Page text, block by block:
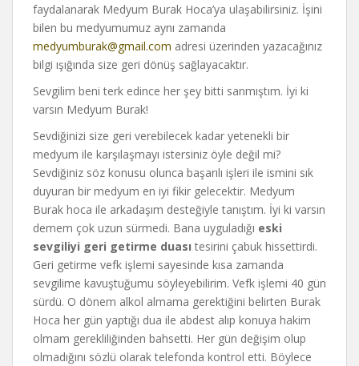
faydalanarak Medyum Burak Hoca’ya ulaşabilirsiniz. İşini
bilen bu medyumumuz aynı zamanda
medyumburak@gmail.com adresi üzerinden yazacağınız
bilgi ışığında size geri dönüş sağlayacaktır.
Sevgilim beni terk edince her şey bitti sanmıştım. İyi ki
varsın Medyum Burak!
Sevdiğinizi size geri verebilecek kadar yetenekli bir
medyum ile karşılaşmayı istersiniz öyle değil mi?
Sevdiğiniz söz konusu olunca başarılı işleri ile ismini sık
duyuran bir medyum en iyi fikir gelecektir. Medyum
Burak hoca ile arkadaşım desteğiyle tanıştım. İyi ki varsın
demem çok uzun sürmedi. Bana uyguladığı eski
sevgiliyi geri getirme duası tesirini çabuk hissettirdi.
Geri getirme vefk işlemi sayesinde kısa zamanda
sevgilime kavuştuğumu söyleyebilirim. Vefk işlemi 40 gün
sürdü. O dönem alkol almama gerektiğini belirten Burak
Hoca her gün yaptığı dua ile abdest alıp konuya hakim
olmam gerekliliğinden bahsetti. Her gün değişim olup
olmadığını sözlü olarak telefonda kontrol etti. Böylece